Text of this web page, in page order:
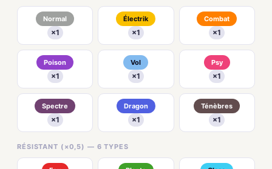
Normal
×1
Électrik
×1
Combat
×1
Poison
×1
Vol
×1
Psy
×1
Spectre
×1
Dragon
×1
Ténèbres
×1
RÉSISTANT (×0,5) — 6 TYPES